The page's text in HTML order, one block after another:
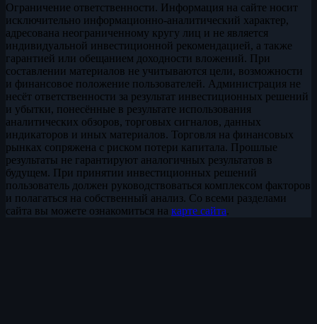
Ограничение ответственности. Информация на сайте носит
исключительно информационно-аналитический характер,
адресована неограниченному кругу лиц и не является
индивидуальной инвестиционной рекомендацией, а также
гарантией или обещанием доходности вложений. При
составлении материалов не учитываются цели, возможности
и финансовое положение пользователей. Администрация не
несёт ответственности за результат инвестиционных решений
и убытки, понесённые в результате использования
аналитических обзоров, торговых сигналов, данных
индикаторов и иных материалов. Торговля на финансовых
рынках сопряжена с риском потери капитала. Прошлые
результаты не гарантируют аналогичных результатов в
будущем. При принятии инвестиционных решений
пользователь должен руководствоваться комплексом факторов
и полагаться на собственный анализ. Со всеми разделами
сайта вы можете ознакомиться на карте сайта.